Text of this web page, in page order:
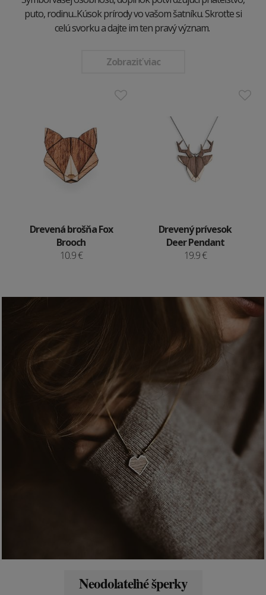
puto, rodinu...Kúsok prírody vo vašom šatníku. Skroťte si
celú svorku a dajte im ten pravý význam.
Zobraziť viac
Drevená brošňa Fox
Brooch
10.9 €
Drevený prívesok
Deer Pendant
19.9 €
Neodolateľné šperky